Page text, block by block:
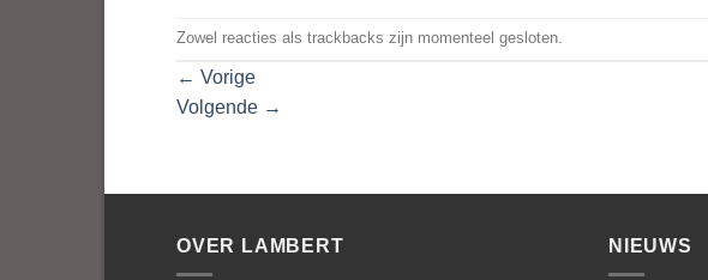
Zowel reacties als trackbacks zijn momenteel gesloten.
← Vorige
Volgende →
OVER LAMBERT NIEUWS